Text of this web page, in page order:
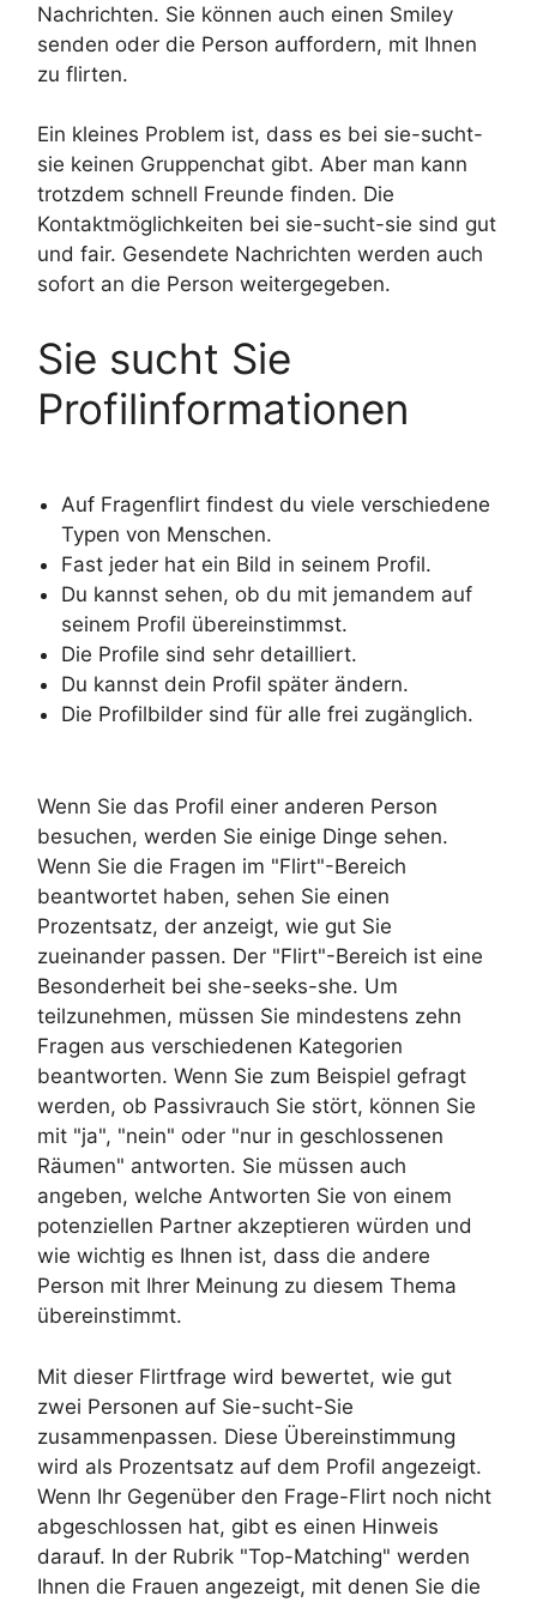
Nachrichten. Sie können auch einen Smiley
senden oder die Person auffordern, mit Ihnen
zu flirten.
Ein kleines Problem ist, dass es bei sie-sucht-
sie keinen Gruppenchat gibt. Aber man kann
trotzdem schnell Freunde finden. Die
Kontaktmöglichkeiten bei sie-sucht-sie sind gut
und fair. Gesendete Nachrichten werden auch
sofort an die Person weitergegeben.
Sie sucht Sie
Profilinformationen
Auf Fragenflirt findest du viele verschiedene
Typen von Menschen.
Fast jeder hat ein Bild in seinem Profil.
Du kannst sehen, ob du mit jemandem auf
seinem Profil übereinstimmst.
Die Profile sind sehr detailliert.
Du kannst dein Profil später ändern.
Die Profilbilder sind für alle frei zugänglich.
Wenn Sie das Profil einer anderen Person
besuchen, werden Sie einige Dinge sehen.
Wenn Sie die Fragen im "Flirt"-Bereich
beantwortet haben, sehen Sie einen
Prozentsatz, der anzeigt, wie gut Sie
zueinander passen. Der "Flirt"-Bereich ist eine
Besonderheit bei she-seeks-she. Um
teilzunehmen, müssen Sie mindestens zehn
Fragen aus verschiedenen Kategorien
beantworten. Wenn Sie zum Beispiel gefragt
werden, ob Passivrauch Sie stört, können Sie
mit "ja", "nein" oder "nur in geschlossenen
Räumen" antworten. Sie müssen auch
angeben, welche Antworten Sie von einem
potenziellen Partner akzeptieren würden und
wie wichtig es Ihnen ist, dass die andere
Person mit Ihrer Meinung zu diesem Thema
übereinstimmt.
Mit dieser Flirtfrage wird bewertet, wie gut
zwei Personen auf Sie-sucht-Sie
zusammenpassen. Diese Übereinstimmung
wird als Prozentsatz auf dem Profil angezeigt.
Wenn Ihr Gegenüber den Frage-Flirt noch nicht
abgeschlossen hat, gibt es einen Hinweis
darauf. In der Rubrik "Top-Matching" werden
Ihnen die Frauen angezeigt, mit denen Sie die